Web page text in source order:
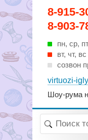
8-915-
8-903-
пн, ср,
вт, чт,
созвон
virtuozi-
Шоу-рума
шитья